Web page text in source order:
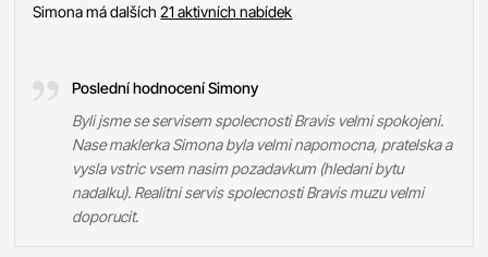
Simona má dalších21 aktivních nabídek
Poslední hodnocení Simony
Byli jsme se servisem spolecnosti Bravis velmi spokojeni.
Nase maklerka Simona byla velmi napomocna, pratelska a
vysla vstric vsem nasim pozadavkum (hledani bytu
nadalku). Realitni servis spolecnosti Bravis muzu velmi
doporucit.